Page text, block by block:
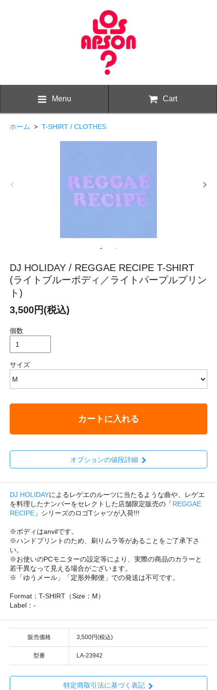
Menu Cart
ホーム > T-SHIRT / CLOTHES
DJ HOLIDAY / REGGAE RECIPE T-SHIRT
(ライトブルーボディ／ライトパープルプリン
ト)
3,500円(税込)
個数
サイズ
カートに入れる
オプションの値段詳細
DJ HOLIDAYによるレゲエのルーツに当たるような曲や、レゲエ
を料理したナンバーをセレクトした店舗限定販売の「REGGAE
RECIPE 」シリーズのロゴTシャツが入荷!!!
※ボディはanvilです。
※ハンドプリントのため、刷りムラ等があることをご了承下さ
い。
※お使いのPCモニターの設定等により、実際の商品のカラーと
若干異なって見える場合がございます。
※「ゆうメール」「定形外郵便」での発送は不可です。
Format：T-SHIRT（Size：M）
Label：-
販売価格 3,500円(税込)
型番 LA-23942
特定商取引法に基づく表記